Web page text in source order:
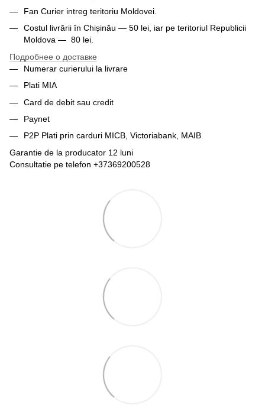
Fan Curier intreg teritoriu Moldovei.
Costul livrării în Chișinău — 50 lei, iar pe teritoriul Republicii
Moldova — 80 lei.
Подробнее о доставке
Numerar curierului la livrare
Plati MIA
Card de debit sau credit
Paynet
P2P Plati prin carduri MICB, Victoriabank, MAIB
Garantie de la producator 12 luni
Consultatie pe telefon +37369200528